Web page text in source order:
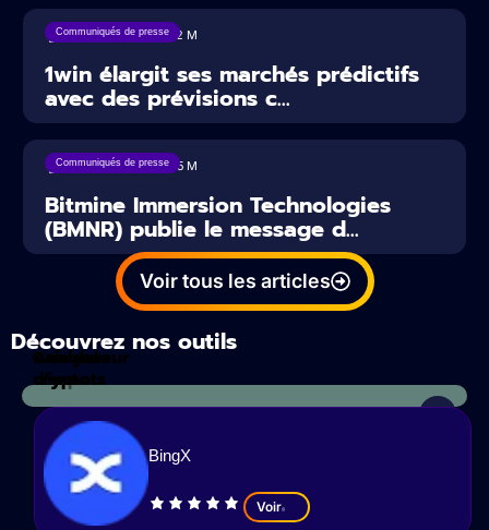
Communiqués de presse
17/07/2026 2 M
1win élargit ses marchés prédictifs
avec des prévisions c...
Communiqués de presse
16/07/2026 5 M
Bitmine Immersion Technologies
(BMNR) publie le message d...
Voir tous les articles
Découvrez nos outils
Calculateur
d'impots
Analyses
crypto
BingX
Voir